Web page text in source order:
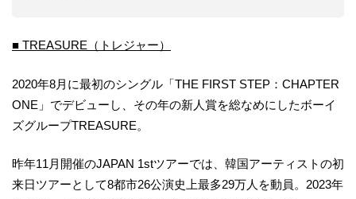
■ TREASURE（トレジャー）
2020年8月に最初のシングル「THE FIRST STEP：CHAPTER
ONE」でデビューし、その年の新人賞を総なめにしたボーイ
ズグループTREASURE。
昨年11月開催のJAPAN 1stツアーでは、韓国アーティストの初
来日ツアーとして8都市26公演史上最多29万人を動員。2023年